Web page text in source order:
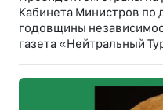
Кабинета Министров по
годовщины
газета «Нейтральный